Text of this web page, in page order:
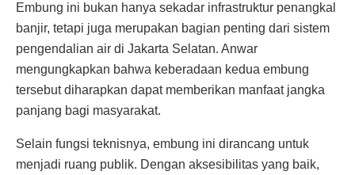
Embung ini bukan hanya sekadar infrastruktur penangkal
banjir, tetapi juga merupakan bagian penting dari sistem
pengendalian air di Jakarta Selatan. Anwar
mengungkapkan bahwa keberadaan kedua embung
tersebut diharapkan dapat memberikan manfaat jangka
panjang bagi masyarakat.
Selain fungsi teknisnya, embung ini dirancang untuk
menjadi ruang publik. Dengan aksesibilitas yang baik,